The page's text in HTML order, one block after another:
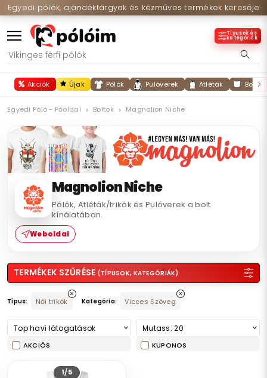
Egyedi pólók, ajándéktárgyak és kézműves termékek keresője
Típusok és
kategóriák
Akciók Újak Pólók Pulóverek Atléták
Egyedi Póló - Főoldal Boltok Magnolion Niche
Magnolion Niche
Pólók, Atléták/trikók és Pulóverek a bolt
kínálatában.
Weboldal
TERMÉKEK SZŰRÉSE (TÍPUSOK, KATEGÓRIÁK)
Típus: Női trikók Kategória: Vicces Szöveg
Top havi látogatások Mutass: 20
AKCIÓS KUPONOS
1/5